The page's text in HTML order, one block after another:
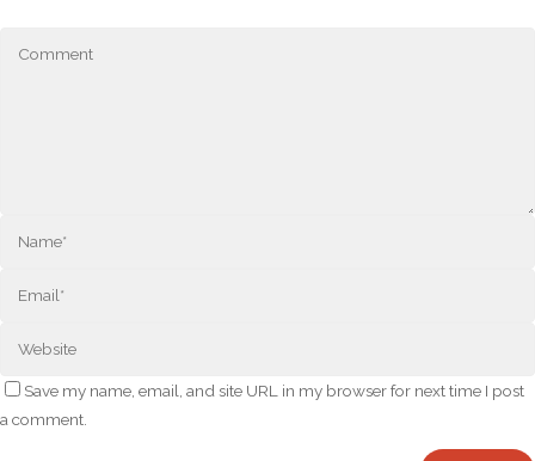
Save my name, email, and site URL in my browser for next time I post
a comment.